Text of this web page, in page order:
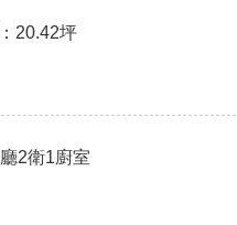
20.42坪
2衛1廚室